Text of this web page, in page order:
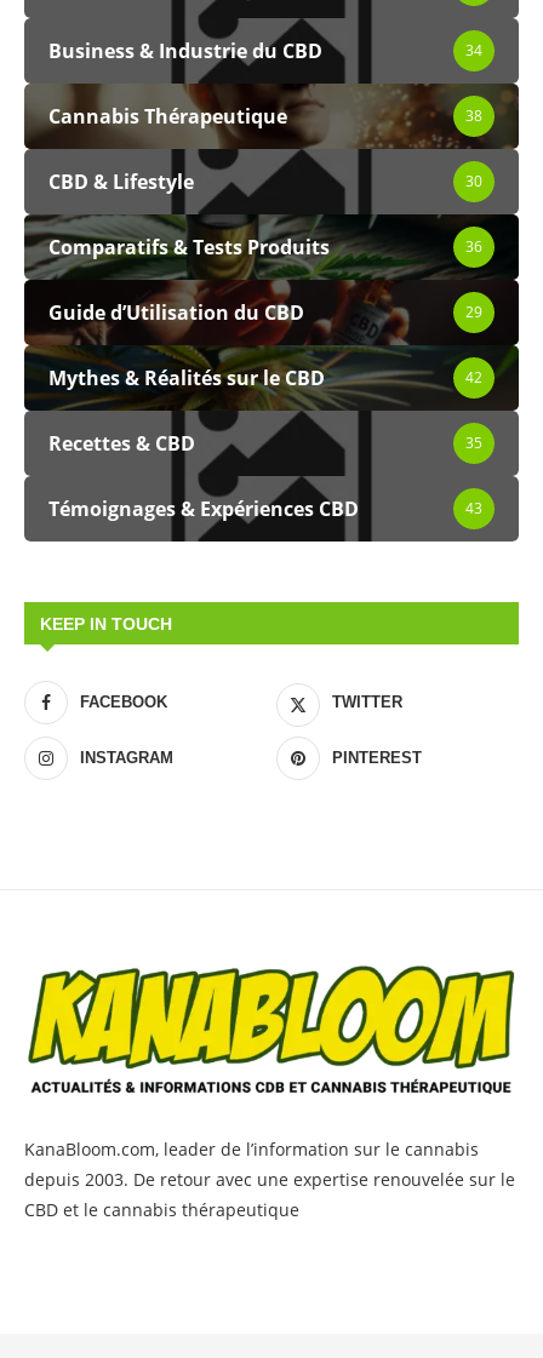
Business & Industrie du CBD 34
Cannabis Thérapeutique 38
CBD & Lifestyle 30
Comparatifs & Tests Produits 36
Guide d’Utilisation du CBD 29
Mythes & Réalités sur le CBD 42
Recettes & CBD 35
Témoignages & Expériences CBD 43
KEEP IN TOUCH
FACEBOOK TWITTER
INSTAGRAM PINTEREST
KanaBloom.com, leader de l’information sur le cannabis
depuis 2003. De retour avec une expertise renouvelée sur le
CBD et le cannabis thérapeutique